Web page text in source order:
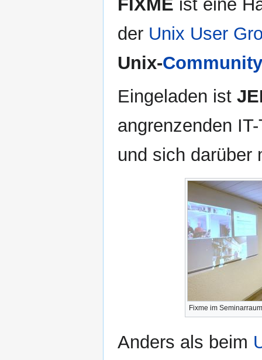
FIXME ist eine
der Unix User
Unix-Community
Eingeladen ist
angrenzenden
und sich darüber
Fixme im
Anders als beim